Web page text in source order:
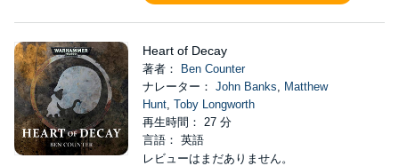
Heart of Decay
著者：
Ben Counter
ナレーター： John Banks, Matthew
Hunt, Toby Longworth
再生時間： 27 分
言語： 英語
レビューはまだありません。